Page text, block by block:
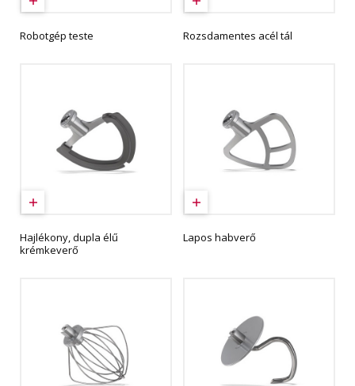
Robotgép teste Rozsdamentes acél tál
Hajlékony, dupla élű
krémkeverő
Lapos habverő